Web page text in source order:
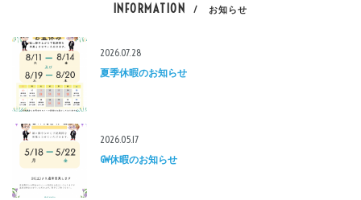
INFORMATION / お知らせ
2026.07.28
夏季休暇のお知らせ
2026.05.17
GW休暇のお知らせ